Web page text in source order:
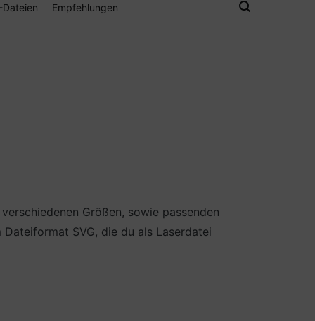
Empfehlungen
Größen, sowie passenden
SVG, die du als Laserdatei